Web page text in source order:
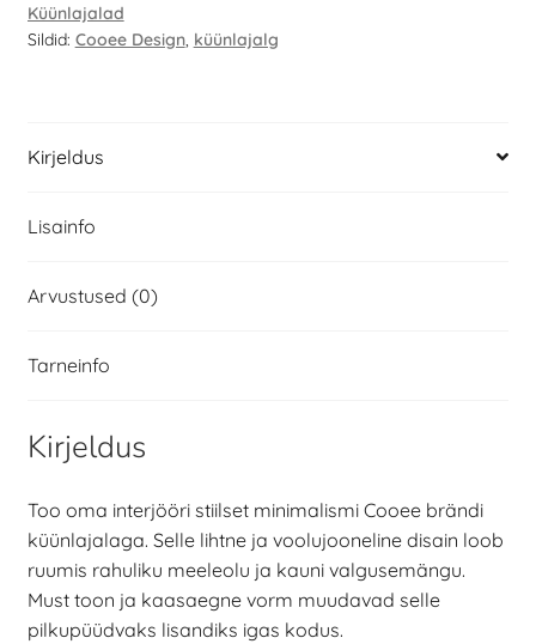
Küünlajalad
Sildid: Cooee Design, küünlajalg
Kirjeldus
Lisainfo
Arvustused (0)
Tarneinfo
Kirjeldus
Too oma interjööri stiilset minimalismi Cooee brändi
küünlajalaga. Selle lihtne ja voolujooneline disain loob
ruumis rahuliku meeleolu ja kauni valgusemängu.
Must toon ja kaasaegne vorm muudavad selle
pilkupüüdvaks lisandiks igas kodus.